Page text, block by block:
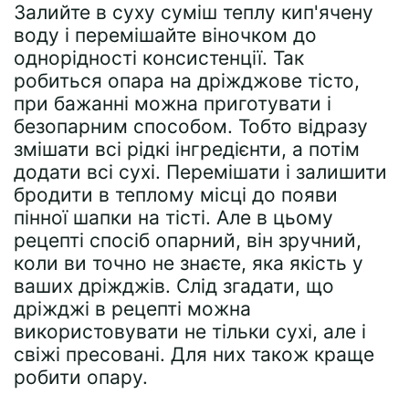
Залийте в суху суміш теплу кип'ячену
воду і перемішайте віночком до
однорідності консистенції. Так
робиться опара на дріжджове тісто,
при бажанні можна приготувати і
безопарним способом. Тобто відразу
змішати всі рідкі інгредієнти, а потім
додати всі сухі. Перемішати і залишити
бродити в теплому місці до появи
пінної шапки на тісті. Але в цьому
рецепті спосіб опарний, він зручний,
коли ви точно не знаєте, яка якість у
ваших дріжджів. Слід згадати, що
дріжджі в рецепті можна
використовувати не тільки сухі, але і
свіжі пресовані. Для них також краще
робити опару.